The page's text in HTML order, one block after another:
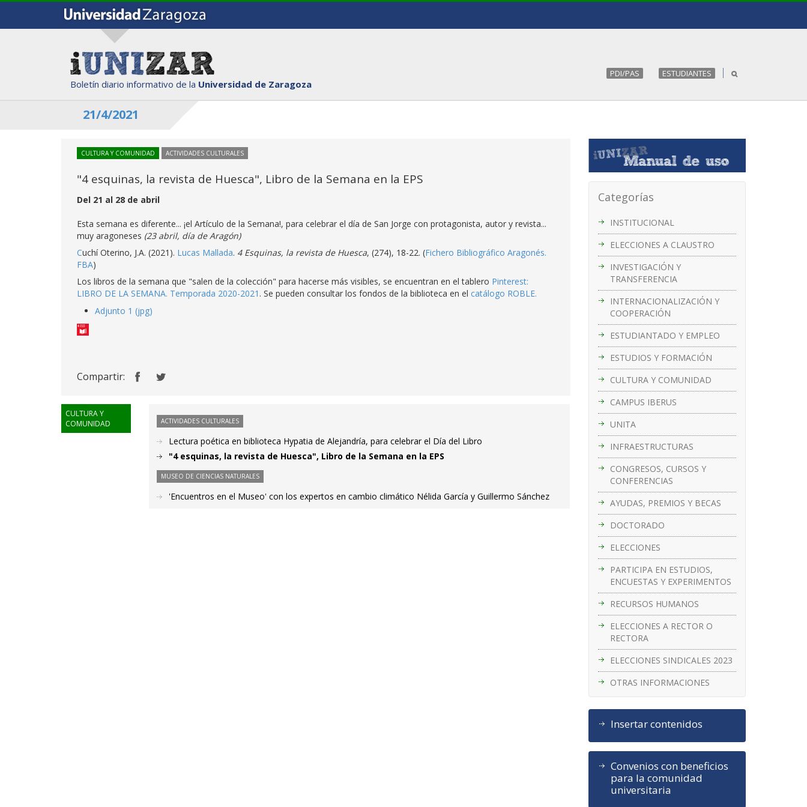
Boletín diario informativo de la Universidad de Zaragoza
PDI/PAS ESTUDIANTES
21/4/2021
Categorías
INSTITUCIONAL
ELECCIONES A CLAUSTRO
INVESTIGACIÓN Y
TRANSFERENCIA
INTERNACIONALIZACIÓN Y
COOPERACIÓN
ESTUDIANTADO Y EMPLEO
ESTUDIOS Y FORMACIÓN
CULTURA Y COMUNIDAD
CAMPUS IBERUS
UNITA
INFRAESTRUCTURAS
CONGRESOS, CURSOS Y
CONFERENCIAS
AYUDAS, PREMIOS Y BECAS
DOCTORADO
ELECCIONES
PARTICIPA EN ESTUDIOS,
ENCUESTAS Y EXPERIMENTOS
RECURSOS HUMANOS
ELECCIONES A RECTOR O
RECTORA
ELECCIONES SINDICALES 2023
OTRAS INFORMACIONES
Insertar contenidos
Convenios con beneficios
para la comunidad
universitaria
CULTURA Y COMUNIDAD ACTIVIDADES CULTURALES
"4 esquinas, la revista de Huesca", Libro de la Semana en la EPS
Del 21 al 28 de abril
Esta semana es diferente... ¡el Artículo de la Semana!, para celebrar el día de San Jorge con protagonista, autor y revista...
muy aragoneses (23 abril, día de Aragón)
Cuchí Oterino, J.A. (2021). Lucas Mallada. 4 Esquinas, la revista de Huesca, (274), 18-22. (Fichero Bibliográfico Aragonés.
FBA)
Los libros de la semana que "salen de la colección" para hacerse más visibles, se encuentran en el tablero Pinterest:
LIBRO DE LA SEMANA. Temporada 2020-2021 . Se pueden consultar los fondos de la biblioteca en el catálogo ROBLE.
Adjunto 1 (jpg)
Compartir:
CULTURA Y
COMUNIDAD
ACTIVIDADES CULTURALES
Lectura poética en biblioteca Hypatia de Alejandría, para celebrar el Día del Libro
"4 esquinas, la revista de Huesca", Libro de la Semana en la EPS
MUSEO DE CIENCIAS NATURALES
'Encuentros en el Museo' con los expertos en cambio climático Nélida García y Guillermo Sánchez